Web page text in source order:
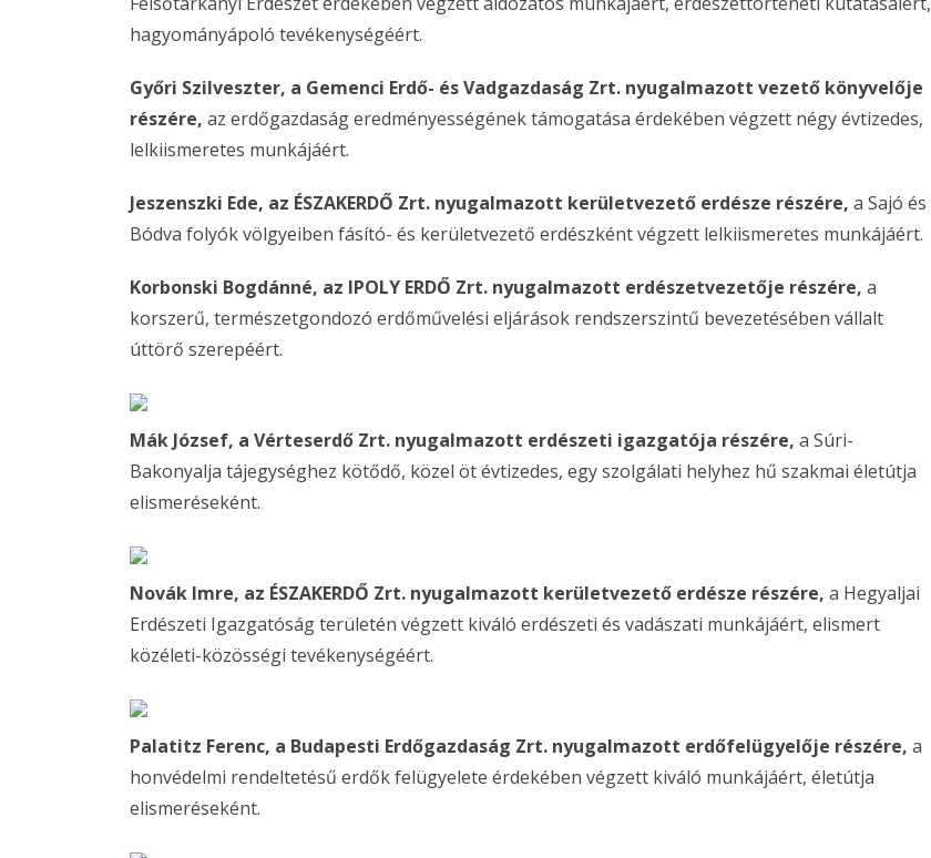
hagyományápoló tevékenységéért.
Győri Szilveszter, a Gemenci Erdő- és Vadgazdaság Zrt. nyugalmazott vezető könyvelője
részére, az erdőgazdaság eredményességének támogatása érdekében végzett négy évtizedes,
lelkiismeretes munkájáért.
Jeszenszki Ede, az ÉSZAKERDŐ Zrt. nyugalmazott kerületvezető erdésze részére, a Sajó és
Bódva folyók völgyeiben fásító- és kerületvezető erdészként végzett lelkiismeretes munkájáért.
Korbonski Bogdánné, az IPOLY ERDŐ Zrt. nyugalmazott erdészetvezetője részére, a
korszerű, természetgondozó erdőművelési eljárások rendszerszintű bevezetésében vállalt
úttörő szerepéért.
Mák József, a Vérteserdő Zrt. nyugalmazott erdészeti igazgatója részére, a Súri-
Bakonyalja tájegységhez kötődő, közel öt évtizedes, egy szolgálati helyhez hű szakmai életútja
elismeréseként.
Novák Imre, az ÉSZAKERDŐ Zrt. nyugalmazott kerületvezető erdésze részére, a Hegyaljai
Erdészeti Igazgatóság területén végzett kiváló erdészeti és vadászati munkájáért, elismert
közéleti-közösségi tevékenységéért.
Palatitz Ferenc, a Budapesti Erdőgazdaság Zrt. nyugalmazott erdőfelügyelője részére, a
honvédelmi rendeltetésű erdők felügyelete érdekében végzett kiváló munkájáért, életútja
elismeréseként.